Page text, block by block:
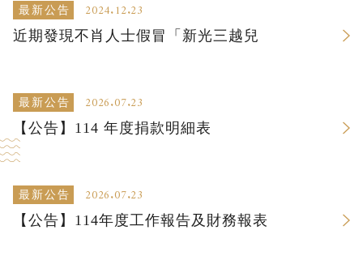
最新公告 2024.12.23
近期發現不肖人士假冒「新光三越兒
最新公告 2026.07.23
【公告】114 年度捐款明細表
最新公告 2026.07.23
【公告】114年度工作報告及財務報表